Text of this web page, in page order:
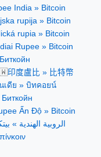
India » Bitcoin
rupija » Bitcoin
rupia » Bitcoin
Rupee » Bitcoin
印度盧比 » 比特幣
เดีย » บิทคอยน์
Ấn Độ » Bitcoin
الروبية الهندية »